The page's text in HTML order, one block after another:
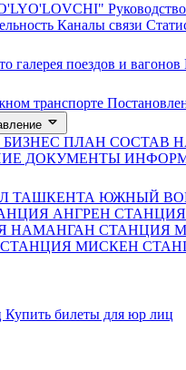
Руководство
Каналы связи
галерея поездов и вагонов
транспорте
БИЗНЕС ПЛАН СОСТАВ
ДОКУМЕНТЫ
ТАШКЕНТА ЮЖНЫЙ
АНГРЕН
НАМАНГАН СТАНЦИЯ
СТАНЦИЯ МИСКЕН
Купить билеты для юр лиц